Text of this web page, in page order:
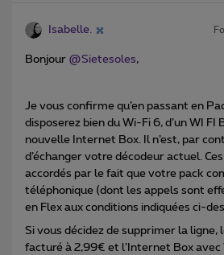
Isabelle.
Bonjour @Sietesoles,
Je vous confirme qu’en passant en
disposerez bien du Wi-Fi 6, d’un WI FI
nouvelle Internet Box. Il n’est, par
d’échanger votre décodeur actuel.
accordés par le fait que votre pack
téléphonique (dont les appels sont
en Flex aux conditions indiquées ci-
Si vous décidez de supprimer la ligne,
facturé à 2,99€ et l’Internet Box